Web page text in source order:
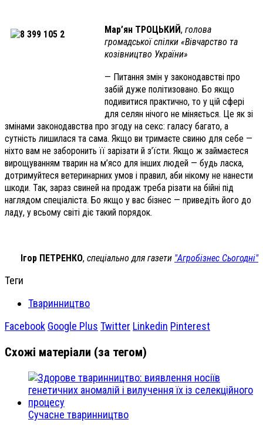
Мар’ян ТРОЦЬКИЙ, голова
громадської спілки «Вівчарство та
козівництво України»
— Питання змін у законодавстві про
забій дуже політизовано. Бо якщо
подивитися практично, то у цій сфері
для селян нічого не міняється. Це як зі
змінами законодавства про згоду на секс: галасу багато, а
сутність лишилася та сама. Якщо ви тримаєте свиню для себе —
ніхто вам не заборонить її зарізати й з’їсти. Якщо ж займаєтеся
вирощуванням тварин на м’ясо для інших людей — будь ласка,
дотримуйтеся ветеринарних умов і правил, аби нікому не нанести
шкоди. Так, зараз свиней на продаж треба різати на бійні під
наглядом спеціаліста. Бо якщо у вас бізнес — приведіть його до
ладу, у всьому світі діє такий порядок.
Ігор ПЕТРЕНКО, спеціально для газети "Агробізнес Сьогодні"
Теги
Тваринництво
Facebook Google Plus Twitter Linkedin Pinterest
Схожі матеріали (за тегом)
Сучасне тваринництво